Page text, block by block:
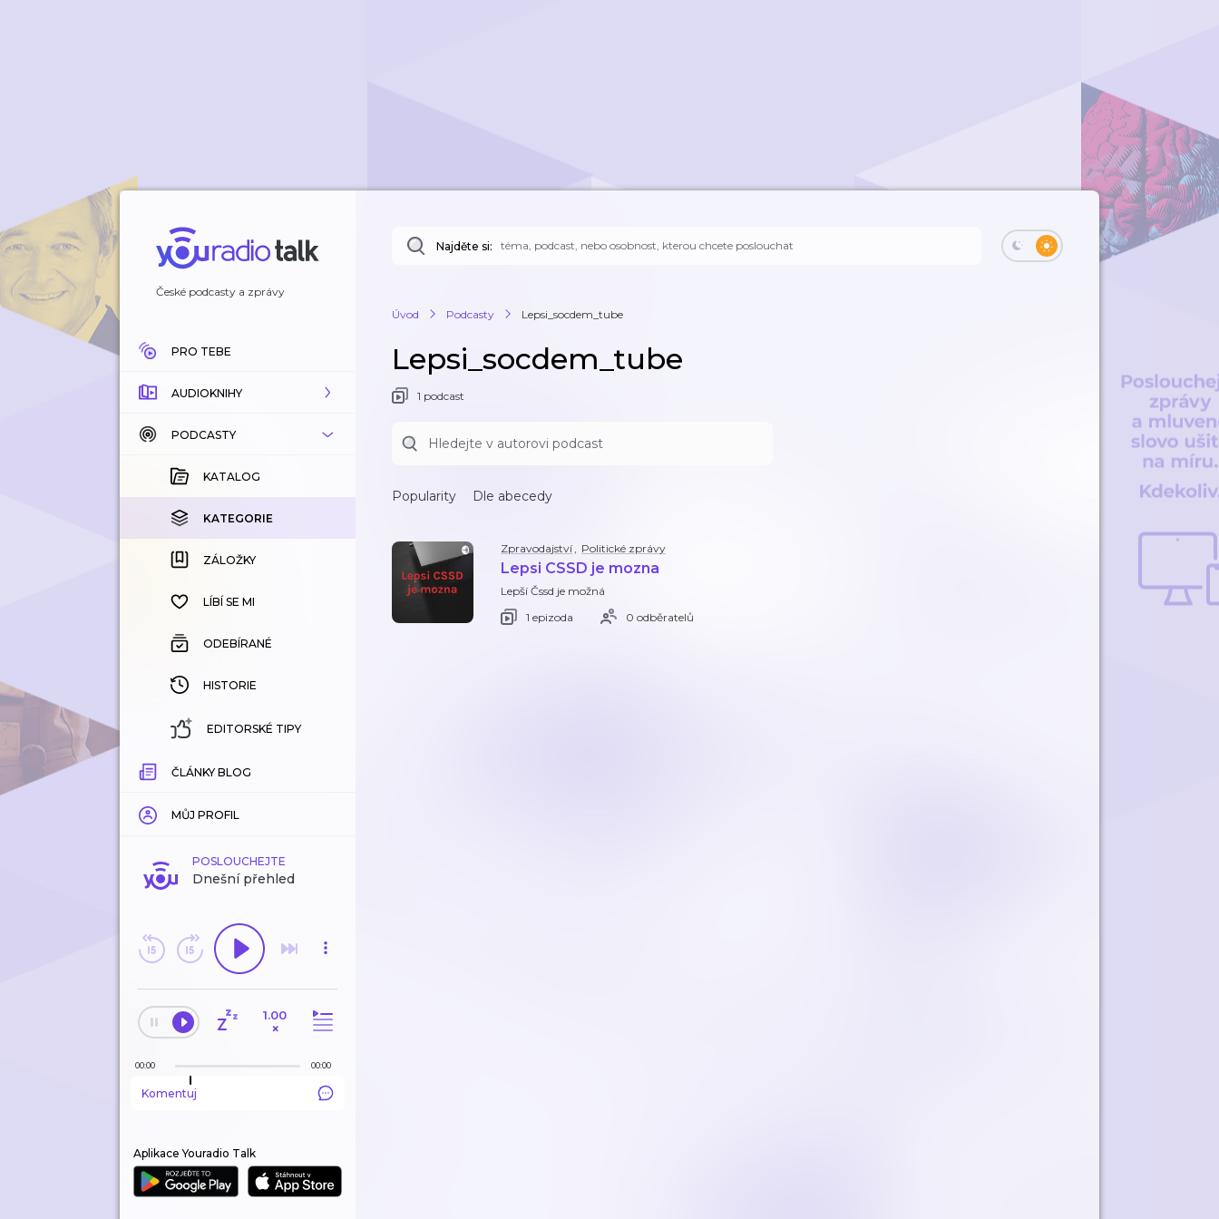
České podcasty a zprávy
PRO TEBE
AUDIOKNIHY
KATALOG
KOUPENÉ
KATEGORIE
ZÁLOŽKY
HISTORIE
PODCASTY
KATALOG
KATEGORIE
ZÁLOŽKY
LÍBÍ SE MI
ODEBÍRANÉ
HISTORIE
EDITORSKÉ TIPY
ČLÁNKY BLOG
MŮJ PROFIL
POSLOUCHEJTE
Dnešní přehled
1.00
×
00:00 00:00
Komentuj
Aplikace Youradio Talk
Najděte si:
Úvod Podcasty Lepsi_socdem_tube
Lepsi_socdem_tube
1 podcast
Popularity Dle abecedy
Zpravodajství, Politické zprávy
Lepsi CSSD je mozna
Lepší Čssd je možná
1 epizoda
0 odběratelů